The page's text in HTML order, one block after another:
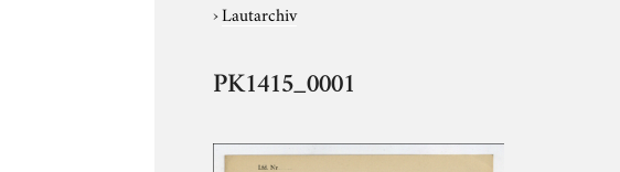
›Lautarchiv
PK1415_0001